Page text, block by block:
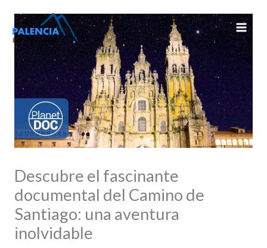
contenido
Descubre el fascinante
documental del Camino de
Santiago: una aventura
inolvidable